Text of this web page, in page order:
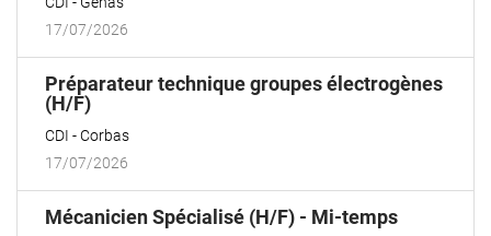
17/07/2026
Préparateur technique groupes électrogènes
(H/F)(Nouvelle
CDI
Corbas
17/07/2026
Mécanicien Spécialisé (H/F) - Mi-temps(Nouvelle